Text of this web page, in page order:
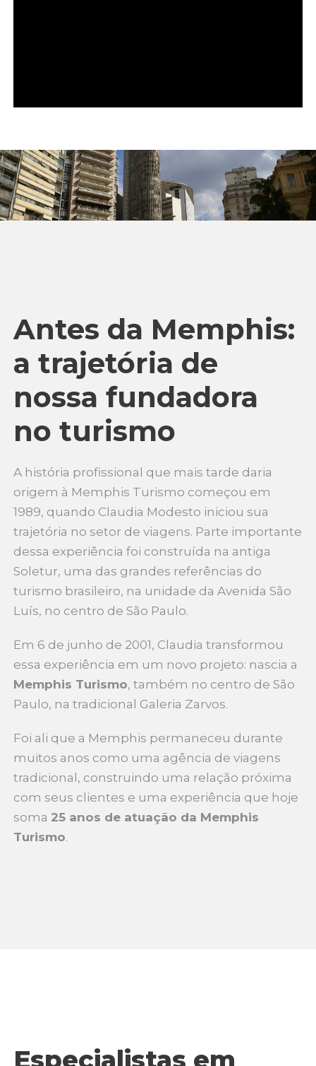
Antes da Memphis:
a trajetória de
nossa fundadora
no turismo
A história profissional que mais tarde daria
origem à Memphis Turismo começou em
1989, quando Claudia Modesto iniciou sua
trajetória no setor de viagens. Parte importante
dessa experiência foi construída na antiga
Soletur, uma das grandes referências do
turismo brasileiro, na unidade da Avenida São
Luís, no centro de São Paulo.
Em 6 de junho de 2001, Claudia transformou
essa experiência em um novo projeto: nascia a
Memphis Turismo, também no centro de São
Paulo, na tradicional Galeria Zarvos.
Foi ali que a Memphis permaneceu durante
muitos anos como uma agência de viagens
tradicional, construindo uma relação próxima
com seus clientes e uma experiência que hoje
soma 25 anos de atuação da Memphis
Turismo.
Especialistas em